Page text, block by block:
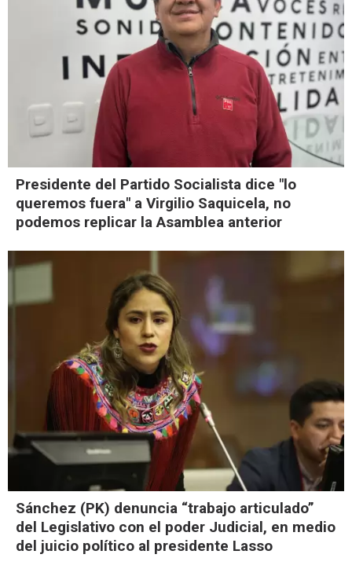
Presidente del Partido Socialista dice "lo
queremos fuera" a Virgilio Saquicela, no
podemos replicar la Asamblea anterior
Sánchez (PK) denuncia “trabajo articulado”
del Legislativo con el poder Judicial, en medio
del juicio político al presidente Lasso